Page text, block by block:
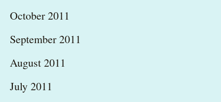
October 2011
September 2011
August 2011
July 2011